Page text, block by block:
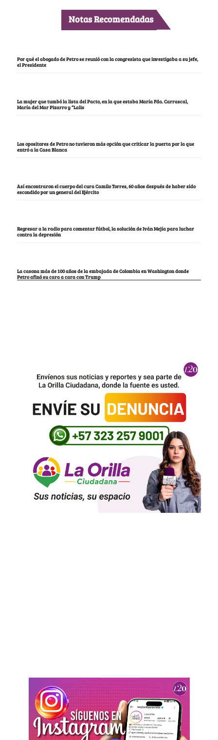
Notas Recomendadas
Por qué el abogado de Petro se reunió con la congresista que investigaba a su jefe,
el Presidente
La mujer que tumbó la lista del Pacto, en la que estaba María Fda. Carrascal,
María del Mar Pizarro y “Lalis
Los opositores de Petro no tuvieron más opción que criticar la puerta por la que
entró a la Casa Blanca
Así encontraron el cuerpo del cura Camilo Torres, 60 años después de haber sido
escondido por un general del Ejército
Regresar a la radio para comentar fútbol, la solución de Iván Mejía para luchar
contra la depresión
La casona más de 100 años de la embajada de Colombia en Washington donde
Petro afinó su cara a cara con Trump